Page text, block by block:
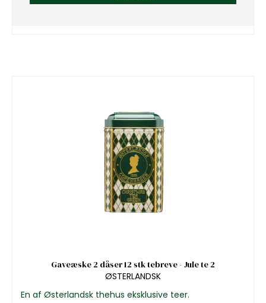
Gaveæske 2 dåser 12 stk tebreve - Jule te 2
ØSTERLANDSK
En af Østerlandsk thehus eksklusive teer.